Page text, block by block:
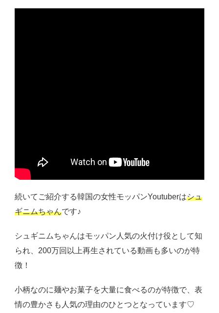
続いてご紹介する韓国の女性モッパンYoutuberはシュ
ギニムちゃんです♪
シュギニムちゃんはモッパン人気の火付け役として知
られ、200万回以上再生されている動画も多いのが特
徴！
小柄なのに麺やお菓子を大量に食べるのが特徴で、表
情の豊かさも人気の理由のひとつとなっています♡